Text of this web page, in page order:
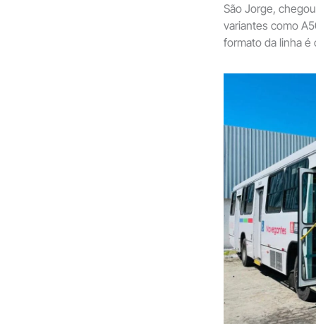
São Jorge,
variantes como
formato da linha é